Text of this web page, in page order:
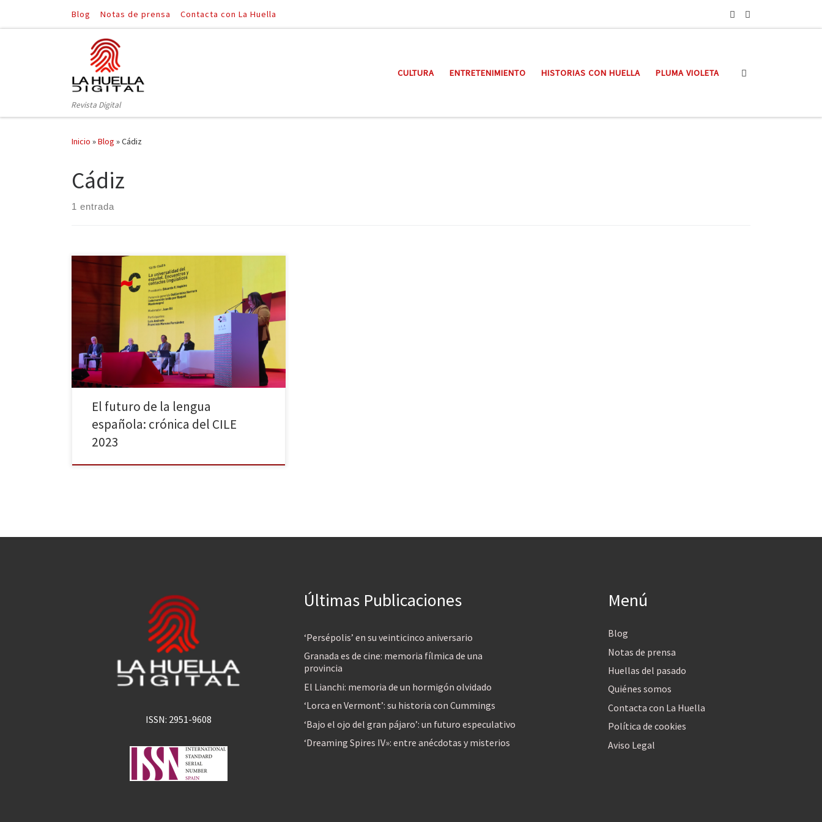
Saltar al contenido
Blog Notas de prensa Contacta con La Huella
Revista Digital
CULTURA ENTRETENIMIENTO HISTORIAS CON HUELLA PLUMA VIOLETA
Inicio »Blog »Cádiz
Cádiz
1 entrada
Balance del Congreso Internacional de la Lengua
Española (CILE 2023) celebrado en Cádiz
El futuro de la lengua
española: crónica del CILE
2023
ISSN: 2951-9608
Últimas Publicaciones
‘Persépolis’ en su veinticinco aniversario
Granada es de cine: memoria fílmica de una
provincia
El Lianchi: memoria de un hormigón olvidado
‘Lorca en Vermont’: su historia con Cummings
‘Bajo el ojo del gran pájaro’: un futuro especulativo
‘Dreaming Spires IV»: entre anécdotas y misterios
Menú
Blog
Notas de prensa
Huellas del pasado
Quiénes somos
Contacta con La Huella
Política de cookies
Aviso Legal